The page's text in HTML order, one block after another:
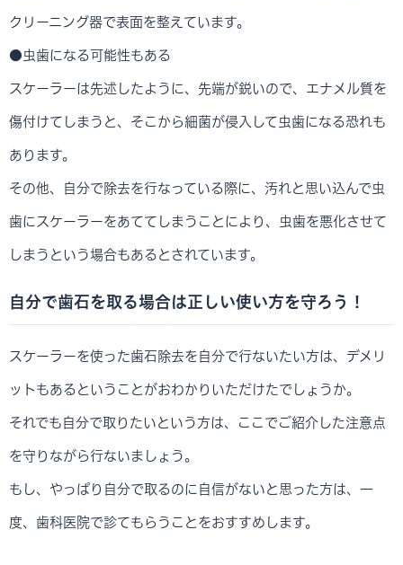
クリーニング器で表面を整えています。
●虫歯になる可能性もある
スケーラーは先述したように、先端が鋭いので、エナメル質を
傷付けてしまうと、そこから細菌が侵入して虫歯になる恐れも
あります。
その他、自分で除去を行なっている際に、汚れと思い込んで虫
歯にスケーラーをあててしまうことにより、虫歯を悪化させて
しまうという場合もあるとされています。
自分で歯石を取る場合は正しい使い方を守ろう！
スケーラーを使った歯石除去を自分で行ないたい方は、デメリ
ットもあるということがおわかりいただけたでしょうか。
それでも自分で取りたいという方は、ここでご紹介した注意点
を守りながら行ないましょう。
もし、やっぱり自分で取るのに自信がないと思った方は、一
度、歯科医院で診てもらうことをおすすめします。